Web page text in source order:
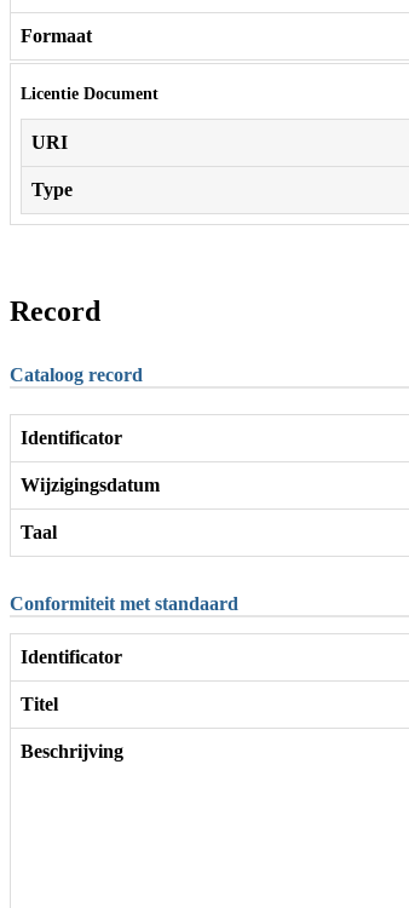
Formaat
Licentie Document
URI
Type
Record
Cataloog record
Identificator
Wijzigingsdatum
Taal
Conformiteit met standaard
Identificator
Titel
Beschrijving